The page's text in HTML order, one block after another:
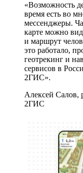
«Возможность
время есть во
мессенджеры.
карте можно
и маршрут
это работало,
геотрекинг и
сервисов в
2ГИС».
Алексей Салов,
2ГИС